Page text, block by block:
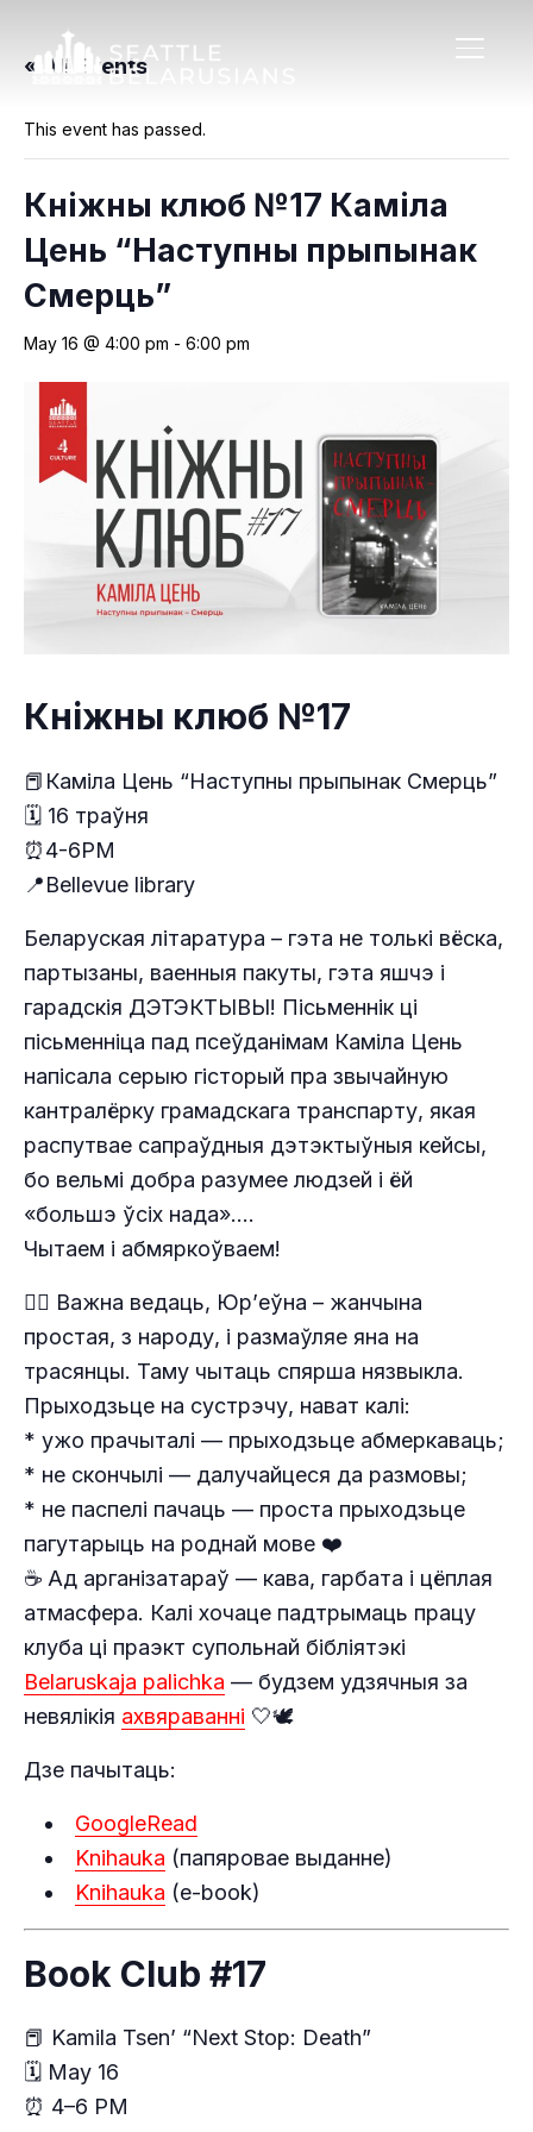
« All Events
This event has passed.
Кніжны клюб №17 Каміла
Цень “Наступны прыпынак
Смерць”
May 16 @ 4:00 pm - 6:00 pm
Кніжны клюб №17
📕Каміла Цень “Наступны прыпынак Смерць”
🗓 16 траўня
⏰4-6РМ
📍Bellevue library
Беларуская літаратура – гэта не толькі вёска,
партызаны, ваенныя пакуты, гэта яшчэ і
гарадскія ДЭТЭКТЫВЫ! Пісьменнік ці
пісьменніца пад псеўданімам Каміла Цень
напісала серыю гісторый пра звычайную
кантралёрку грамадскага транспарту, якая
распутвае сапраўдныя дэтэктыўныя кейсы,
бо вельмі добра разумее людзей і ёй
«большэ ўсіх нада»….
Чытаем і абмяркоўваем!
☝🏻 Важна ведаць, Юр’еўна – жанчына
простая, з народу, і размаўляе яна на
трасянцы. Таму чытаць спярша нязвыкла.
Прыходзьце на сустрэчу, нават калі:
* ужо прачыталі — прыходзьце абмеркаваць;
* не скончылі — далучайцеся да размовы;
* не паспелі пачаць — проста прыходзьце
пагутарыць на роднай мове ❤️
☕️ Ад арганізатараў — кава, гарбата і цёплая
атмасфера. Калі хочаце падтрымаць працу
клуба ці праэкт супольнай бібліятэкі
Belaruskaja palichka — будзем удзячныя за
невялікія ахвяраванні 🤍🕊
Дзе пачытаць:
GoogleRead
Knihauka (папяровае выданне)
Knihauka (e-book)
Book Club #17
📕 Kamila Tsen’ “Next Stop: Death”
🗓 May 16
⏰ 4–6 PM